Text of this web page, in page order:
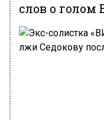
слов о голом